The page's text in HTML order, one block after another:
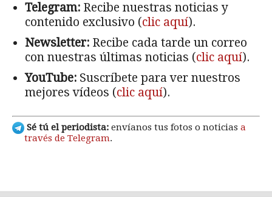
Telegram: Recibe nuestras noticias y
contenido exclusivo (clic aquí).
Newsletter: Recibe cada tarde un correo
con nuestras últimas noticias (clic aquí).
YouTube: Suscríbete para ver nuestros
mejores vídeos (clic aquí).
Sé tú el periodista: envíanos tus fotos o noticias a
través de Telegram.